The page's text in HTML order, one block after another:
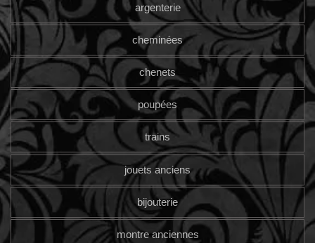
argenterie
cheminées
chenets
poupées
trains
jouets anciens
bijouterie
montre anciennes